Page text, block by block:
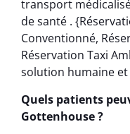
transport
de santé .
Conventionné,
Réservation Taxi
solution humaine
Quels patients
Gottenhouse ?